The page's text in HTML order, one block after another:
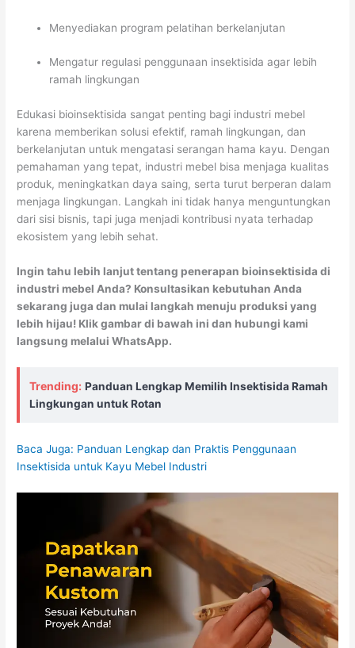
Menyediakan program pelatihan berkelanjutan
Mengatur regulasi penggunaan insektisida agar lebih
ramah lingkungan
Edukasi bioinsektisida sangat penting bagi industri mebel
karena memberikan solusi efektif, ramah lingkungan, dan
berkelanjutan untuk mengatasi serangan hama kayu. Dengan
pemahaman yang tepat, industri mebel bisa menjaga kualitas
produk, meningkatkan daya saing, serta turut berperan dalam
menjaga lingkungan. Langkah ini tidak hanya menguntungkan
dari sisi bisnis, tapi juga menjadi kontribusi nyata terhadap
ekosistem yang lebih sehat.
Ingin tahu lebih lanjut tentang penerapan bioinsektisida di
industri mebel Anda? Konsultasikan kebutuhan Anda
sekarang juga dan mulai langkah menuju produksi yang
lebih hijau! Klik gambar di bawah ini dan hubungi kami
langsung melalui WhatsApp.
Trending: Panduan Lengkap Memilih Insektisida Ramah
Lingkungan untuk Rotan
Baca Juga: Panduan Lengkap dan Praktis Penggunaan
Insektisida untuk Kayu Mebel Industri